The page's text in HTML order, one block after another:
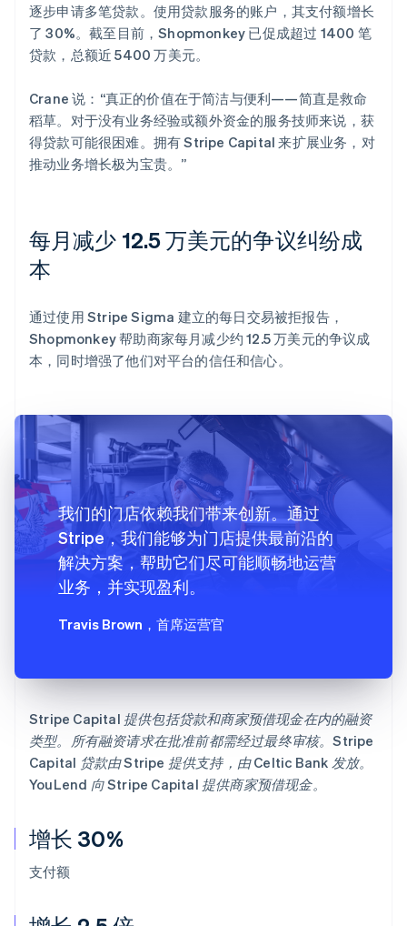
增长 30%
支付额
逐步申请多笔贷款。使用贷款服务的账户，其支付额增长
了 30%。截至目前，Shopmonkey 已促成超过 1400 笔
贷款，总额近 5400 万美元。
Crane 说：“真正的价值在于简洁与便利——简直是救命
稻草。对于没有业务经验或额外资金的服务技师来说，获
得贷款可能很困难。拥有 Stripe Capital 来扩展业务，对
推动业务增长极为宝贵。”
每月减少 12.5 万美元的争议纠纷成
本
通过使用 Stripe Sigma 建立的每日交易被拒报告，
Shopmonkey 帮助商家每月减少约 12.5 万美元的争议成
本，同时增强了他们对平台的信任和信心。
我们的门店依赖我们带来创新。通过
Stripe，我们能够为门店提供最前沿的
解决方案，帮助它们尽可能顺畅地运营
业务，并实现盈利。
Travis Brown ，首席运营官
Stripe Capital 提供包括贷款和商家预借现金在内的融资
类型。所有融资请求在批准前都需经过最终审核。Stripe
Capital 贷款由 Stripe 提供支持，由 Celtic Bank 发放。
YouLend 向 Stripe Capital 提供商家预借现金。